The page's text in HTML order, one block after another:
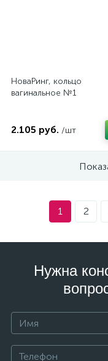
НоваРинг, кольцо
вагинальное №1
2.105 руб. /шт
1 2
Нужна